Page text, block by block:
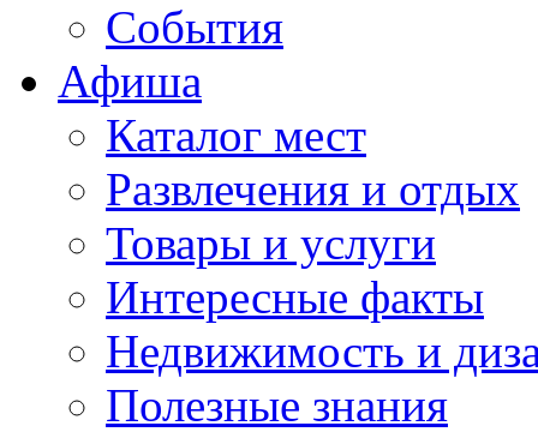
События
Афиша
Каталог мест
Развлечения и отдых
Товары и услуги
Интересные факты
Недвижимость и
Полезные знания